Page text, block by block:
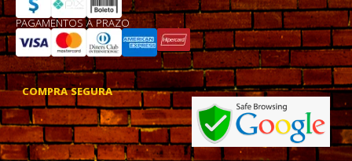
PAGAMENTOS À PRAZO
COMPRA SEGURA